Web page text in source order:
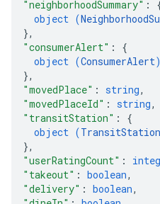
"neighborhoodSummary" :
object (
},
"consumerAlert" : {
object (ConsumerAlert)
},
"movedPlace" : string,
"movedPlaceId" : string,
"transitStation" : {
object (TransitStation
},
"userRatingCount" :
"takeout" : boolean,
"delivery" : boolean,